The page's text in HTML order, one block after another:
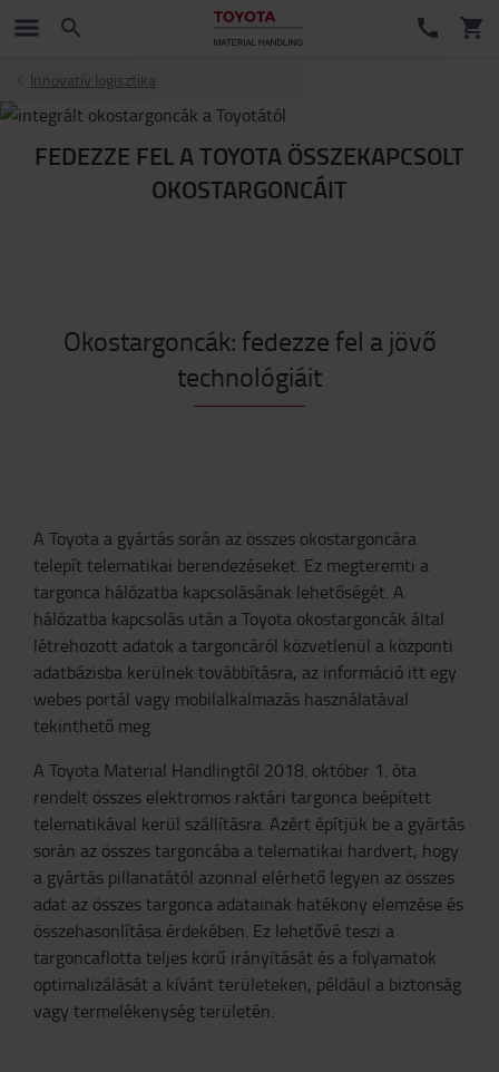
Innovatív logisztika
FEDEZZE FEL A TOYOTA ÖSSZEKAPCSOLT
OKOSTARGONCÁIT
Okostargoncák: fedezze fel a jövő
technológiáit
A Toyota a gyártás során az összes okostargoncára
telepít telematikai berendezéseket. Ez megteremti a
targonca hálózatba kapcsolásának lehetőségét. A
hálózatba kapcsolás után a Toyota okostargoncák által
létrehozott adatok a targoncáról közvetlenül a központi
adatbázisba kerülnek továbbításra, az információ itt egy
webes portál vagy mobilalkalmazás használatával
tekinthető meg
A Toyota Material Handlingtől 2018. október 1. óta
rendelt összes elektromos raktári targonca beépített
telematikával kerül szállításra. Azért építjük be a gyártás
során az összes targoncába a telematikai hardvert, hogy
a gyártás pillanatától azonnal elérhető legyen az összes
adat az összes targonca adatainak hatékony elemzése és
összehasonlítása érdekében. Ez lehetővé teszi a
targoncaflotta teljes körű irányítását és a folyamatok
optimalizálását a kívánt területeken, például a biztonság
vagy termelékenység területén.